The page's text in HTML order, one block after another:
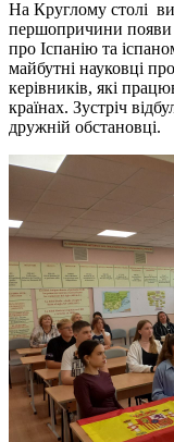
На Круглому столі
першопричини появи
про Іспанію та
майбутні науковці
керівників, які
країнах. Зустріч
дружній обстановці.